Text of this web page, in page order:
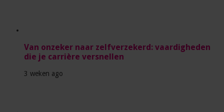
Van onzeker naar zelfverzekerd: vaardigheden
die je carrière versnellen
3 weken ago